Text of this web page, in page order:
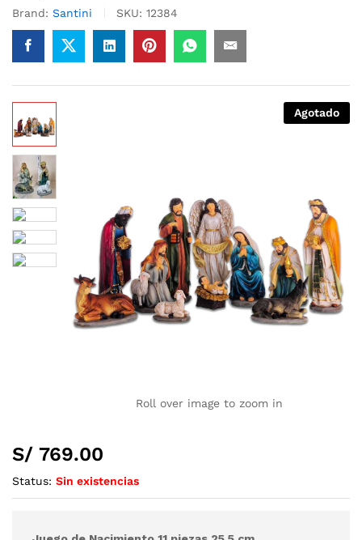
Brand: Santini SKU: 12384
Agotado
Roll over image to zoom in
S/ 769.00
Status: Sin existencias